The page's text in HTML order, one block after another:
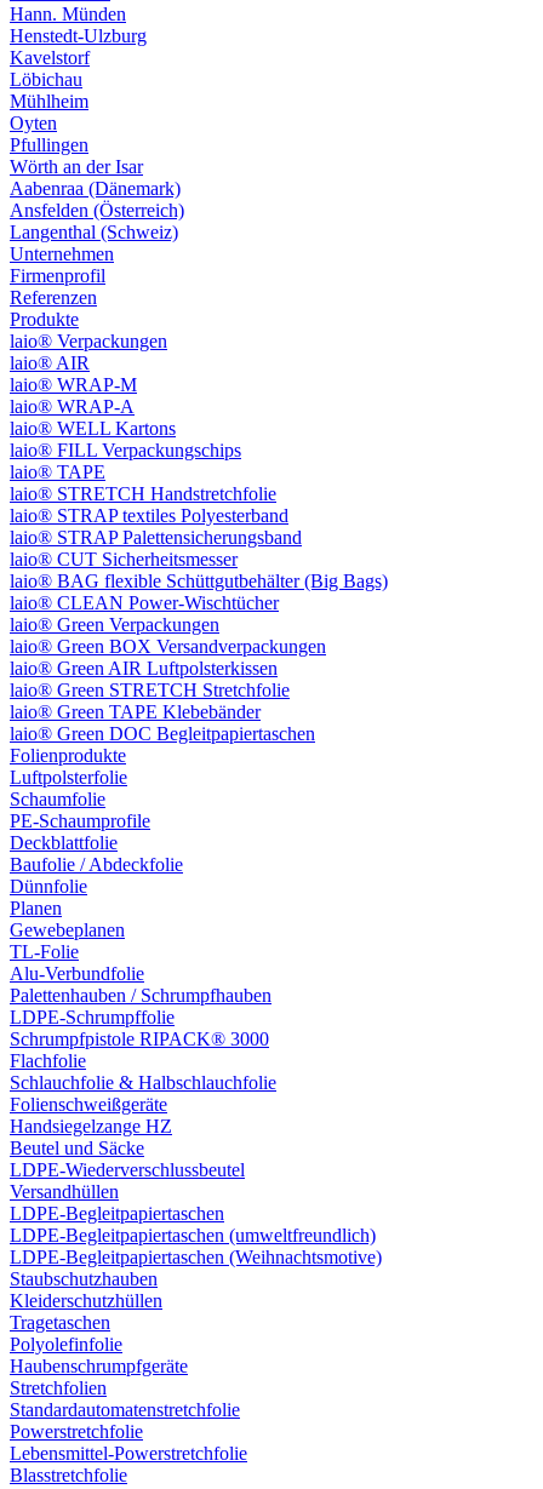
Hann. Münden
Henstedt-Ulzburg
Kavelstorf
Löbichau
Mühlheim
Oyten
Pfullingen
Wörth an der Isar
Aabenraa (Dänemark)
Ansfelden (Österreich)
Langenthal (Schweiz)
Unternehmen
Firmenprofil
Referenzen
Produkte
laio® Verpackungen
laio® AIR
laio® WRAP-M
laio® WRAP-A
laio® WELL Kartons
laio® FILL Verpackungschips
laio® TAPE
laio® STRETCH Handstretchfolie
laio® STRAP textiles Polyesterband
laio® STRAP Palettensicherungsband
laio® CUT Sicherheitsmesser
laio® BAG flexible Schüttgutbehälter (Big Bags)
laio® CLEAN Power-Wischtücher
laio® Green Verpackungen
laio® Green BOX Versandverpackungen
laio® Green AIR Luftpolsterkissen
laio® Green STRETCH Stretchfolie
laio® Green TAPE Klebebänder
laio® Green DOC Begleitpapiertaschen
Folienprodukte
Luftpolsterfolie
Schaumfolie
PE-Schaumprofile
Deckblattfolie
Baufolie / Abdeckfolie
Dünnfolie
Planen
Gewebeplanen
TL-Folie
Alu-Verbundfolie
Palettenhauben / Schrumpfhauben
LDPE-Schrumpffolie
Schrumpfpistole RIPACK® 3000
Flachfolie
Schlauchfolie & Halbschlauchfolie
Folienschweißgeräte
Handsiegelzange HZ
Beutel und Säcke
LDPE-Wiederverschlussbeutel
Versandhüllen
LDPE-Begleitpapiertaschen
LDPE-Begleitpapiertaschen (umweltfreundlich)
LDPE-Begleitpapiertaschen (Weihnachtsmotive)
Staubschutzhauben
Kleiderschutzhüllen
Tragetaschen
Polyolefinfolie
Haubenschrumpfgeräte
Stretchfolien
Standardautomatenstretchfolie
Powerstretchfolie
Lebensmittel-Powerstretchfolie
Blasstretchfolie